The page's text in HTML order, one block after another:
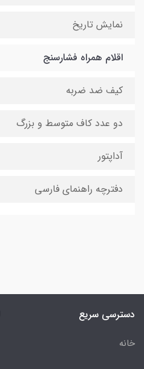
نمایش تاریخ
اقلام همراه فشارسنج
کیف ضد ضربه
دو عدد کاف متوسط و بزرگ
آداپتور
دفترچه راهنمای فارسی
دسترسی سریع
خانه